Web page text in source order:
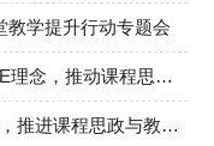
教学提升行动专题会
材料成型及控制工程专业：深化OBE理念，推动课程思政与教学深度融合
机器人工程专业召开“深化OBE理念，推进课程思政与教学融合”专题教研会议